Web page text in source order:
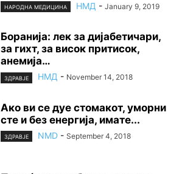
НАРОДНА МЕДИЦИНА НМД - January 9, 2019
Боранија: лек за дијабетичари,
за гихт, за висок притисок,
анемија…
ЗДРАВЈЕ НМД - November 14, 2018
Ако ви се дуе стомакот, уморни
сте и без енергија, имате...
ЗДРАВЈЕ NMD - September 4, 2018